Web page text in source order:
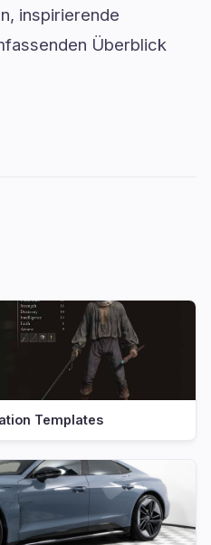
inspirierende
Überblick
Templates